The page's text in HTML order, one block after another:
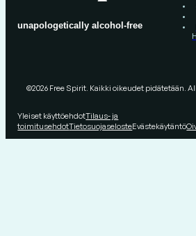
unapologetically alcohol-free
©2026 Free Spirit. Kaikki oikeudet pidätetään.
Yleiset käyttöehdotTilaus- ja
toimitusehdotTietosuojaselosteEvästekäytäntö